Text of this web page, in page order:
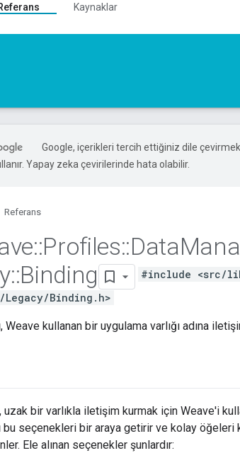
Kaynaklar
Google, içerikleri tercih ettiğiniz dile
Yapay zeka çevirilerinde hata olabilir.
Referans
::Profiles::Data
::Binding
#include <src/
Legacy/Binding.h>
Weave kullanan bir uygulama varlığı adına
uzak bir varlıkla iletişim kurmak için Weave'i
bu seçenekleri bir araya getirir ve kolay
Ele alınan seçenekler şunlardır: